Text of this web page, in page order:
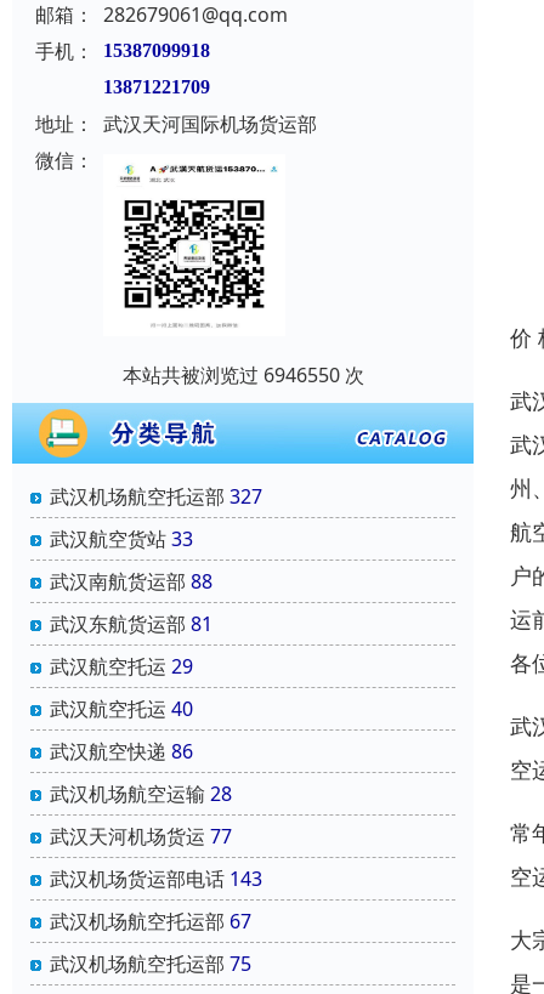
邮箱：
282679061@qq.com
手机：
15387099918
13871221709
地址：
武汉天河国际机场货运部
微信：
本站共被浏览过 6946550 次
武汉机场航空托运部 327
武汉航空货站33
武汉南航货运部 88
武汉东航货运部 81
武汉航空托运 29
武汉航空托运 40
武汉航空快递 86
武汉机场航空运输 28
武汉天河机场货运 77
武汉机场货运部电话 143
武汉机场航空托运部 67
武汉机场航空托运部 75
价
武
武
州
航
户
运
各
武
空
常
空
大
是